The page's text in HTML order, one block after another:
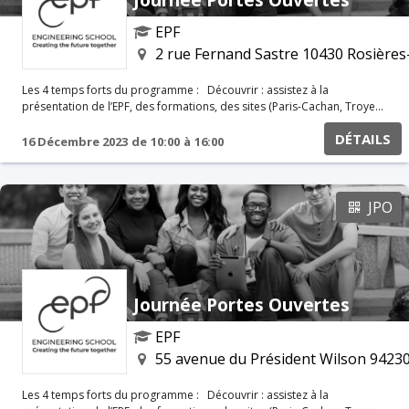
EPF
2 rue Fernand Sastre 10430
Les 4 temps forts du programme : Découvrir : assistez à la
présentation de l’EPF, des formations, des sites (Paris-Cachan, Troyes,
Montpellier et Saint-Nazaire), des modalités d’admissions, de la
procédure Parcoursup et du Concours Avenir. Échanger : rencontrez
les équipes pédagogiques et administratives (international, stages,
majeures, les associations, les responsables des admissions.
S’informer : préparez votre rentrée en récupérant toutes les
informations pratiques (logements, aides au financement, etc.).
Visiter : parcourez les locaux avec les élèves de l’école.
16 Décembre 2023 de 10:00 à 16:00 DÉTAILS
JPO
Journée Portes Ouvertes
EPF
55 avenue du Président Wilson
Les 4 temps forts du programme : Découvrir : assistez à la